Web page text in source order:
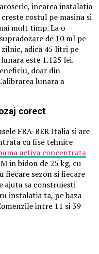
incarca instalatia
costul pe masina si
mult timp. La o
de 10 ml pe
adica 45 litri pe
este 1.125 lei.
doar din
lunara a
corect
FRA-BER Italia si are
cu fise tehnice
activa concentrata
in bidon de 25 kg, cu
sezon si fiecare
ajuta sa construiesti
instalatia ta, pe baza
intre 11 si 39